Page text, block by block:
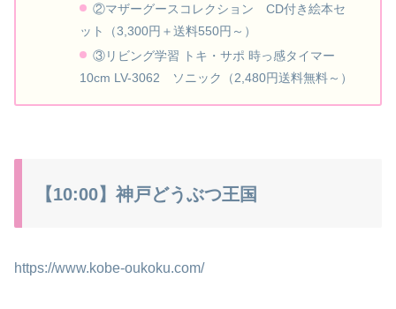
②マザーグースコレクション CD付き絵本セ
ット（3,300円＋送料550円～）
③リビング学習 トキ・サポ 時っ感タイマー
10cm LV-3062 ソニック（2,480円送料無料～）
【10:00】神戸どうぶつ王国
https://www.kobe-oukoku.com/